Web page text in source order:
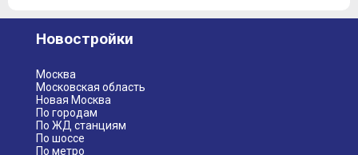
Новостройки
Москва
Московская область
Новая Москва
По городам
По ЖД станциям
По шоссе
По метро